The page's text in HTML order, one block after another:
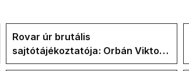
Rovar úr brutális
sajtótájékoztatója: Orbán Viktor
és a Vadhajtások a felelős a